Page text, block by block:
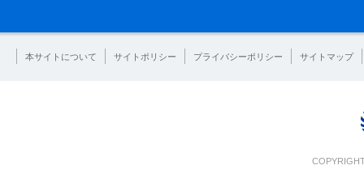
本サイトについて サイトポリシー プライバシーポリシー サイトマップ